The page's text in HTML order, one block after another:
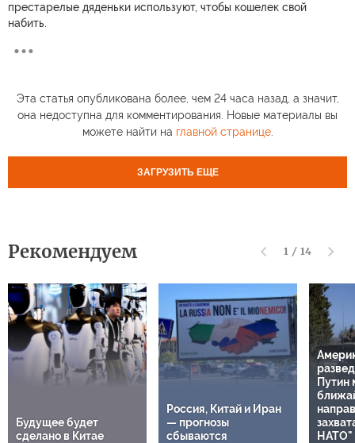
престарелые дяденьки используют, чтобы кошелек свой
набить.
Эта статья опубликована более, чем 24 часа назад, а значит,
она недоступна для комментирования. Новые материалы вы
можете найти на главной странице.
ЗАГРУЗИТЬ ЕЩЕ
Рекомендуем 1 / 14
Будущее будет
сделано в Китае
Россия, Китай и Иран
— прогнозы
сбываются
Путин
НАТО"